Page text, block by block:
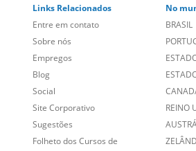
Links Relacionados
Entre em contato
Sobre nós
Empregos
Blog
Social
Site Corporativo
No
BRASIL
REINO